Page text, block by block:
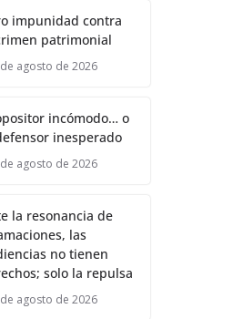
impunidad contra
patrimonial
agosto de 2026
incómodo… o
inesperado
agosto de 2026
la resonancia de
las
no tienen
solo la repulsa
agosto de 2026